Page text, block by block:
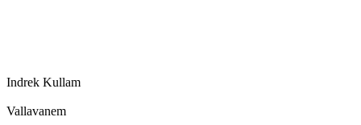
Indrek Kullam
Vallavanem